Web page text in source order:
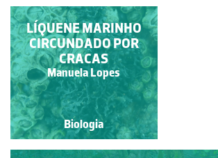
PERCEBES E OUTROS
INVERTEBRADOS
Francisco António Fidalgo
Félix Dias
Biologia
LÍQUENE MARINHO
CIRCUNDADO POR
CRACAS
Manuela Lopes
Biologia